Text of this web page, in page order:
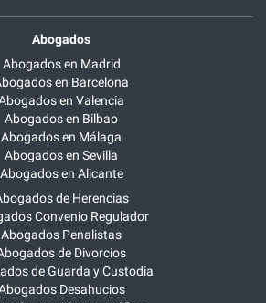
Abogados
Abogados en Madrid
en Barcelona
en Valencia
Abogados en Bilbao
Abogados en Málaga
Abogados en Sevilla
Abogados en Alicante
de Herencias
Convenio Regulador
Abogados Penalistas
de Divorcios
de Guarda y Custodia
Desahucios